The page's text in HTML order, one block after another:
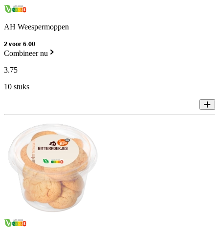
AH Weespermoppen
2 voor 6.00
Combineer nu
3.75
10 stuks